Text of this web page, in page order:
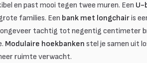
en past mooi tegen twee muren. Een U-
families. Een bank met longchairis
tachtig tot negentig centimeter
Modulaire hoekbanken stel je samen uit
ruimte verwacht.